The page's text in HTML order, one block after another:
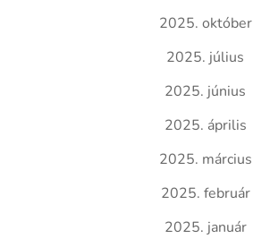
2025. október
2025. július
2025. június
2025. április
2025. március
2025. február
2025. január